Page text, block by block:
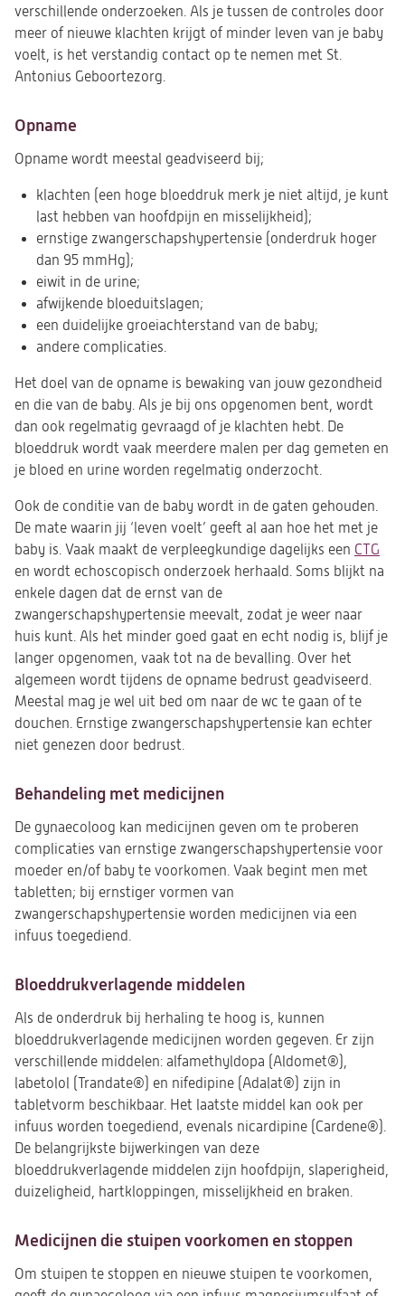
verschillende onderzoeken. Als je tussen de controles door
meer of nieuwe klachten krijgt of minder leven van je baby
voelt, is het verstandig contact op te nemen met St.
Antonius Geboortezorg.
Opname
Opname wordt meestal geadviseerd bij;
klachten (een hoge bloeddruk merk je niet altijd, je kunt
last hebben van hoofdpijn en misselijkheid);
ernstige zwangerschapshypertensie (onderdruk hoger
dan 95 mmHg);
eiwit in de urine;
afwijkende bloeduitslagen;
een duidelijke groeiachterstand van de baby;
andere complicaties.
Het doel van de opname is bewaking van jouw gezondheid
en die van de baby. Als je bij ons opgenomen bent, wordt
dan ook regelmatig gevraagd of je klachten hebt. De
bloeddruk wordt vaak meerdere malen per dag gemeten en
je bloed en urine worden regelmatig onderzocht.
Ook de conditie van de baby wordt in de gaten gehouden.
De mate waarin jij ‘leven voelt’ geeft al aan hoe het met je
baby is. Vaak maakt de verpleegkundige dagelijks een CTG
en wordt echoscopisch onderzoek herhaald. Soms blijkt na
enkele dagen dat de ernst van de
zwangerschapshypertensie meevalt, zodat je weer naar
huis kunt. Als het minder goed gaat en echt nodig is, blijf je
langer opgenomen, vaak tot na de bevalling. Over het
algemeen wordt tijdens de opname bedrust geadviseerd.
Meestal mag je wel uit bed om naar de wc te gaan of te
douchen. Ernstige zwangerschapshypertensie kan echter
niet genezen door bedrust.
Behandeling met medicijnen
De gynaecoloog kan medicijnen geven om te proberen
complicaties van ernstige zwangerschapshypertensie voor
moeder en/of baby te voorkomen. Vaak begint men met
tabletten; bij ernstiger vormen van
zwangerschapshypertensie worden medicijnen via een
infuus toegediend.
Bloeddrukverlagende middelen
Als de onderdruk bij herhaling te hoog is, kunnen
bloeddrukverlagende medicijnen worden gegeven. Er zijn
verschillende middelen: alfamethyldopa (Aldomet®),
labetolol (Trandate®) en nifedipine (Adalat®) zijn in
tabletvorm beschikbaar. Het laatste middel kan ook per
infuus worden toegediend, evenals nicardipine (Cardene®).
De belangrijkste bijwerkingen van deze
bloeddrukverlagende middelen zijn hoofdpijn, slaperigheid,
duizeligheid, hartkloppingen, misselijkheid en braken.
Medicijnen die stuipen voorkomen en stoppen
Om stuipen te stoppen en nieuwe stuipen te voorkomen,